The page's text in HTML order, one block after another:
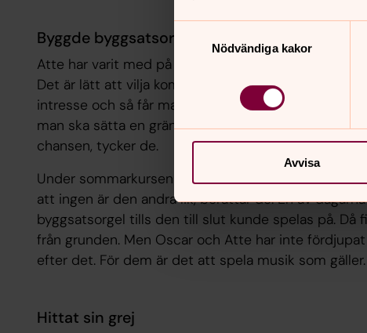
Nödvändiga kakor
Avvisa
Byggde byggsatsorgel
Atte har varit med på sommarens orgelakademi tre
Det är lätt att vilja komma tillbaka eftersom det är
intresse och så får man göra det som man gillar
man ska sätta en gräns för deltagandet på tre
chansen, tycker de.
Under sommarkursen gjorde de några utflykter till
att ingen är den andra lik, berättar de. En av
byggsatsorgel tills den till slut kunde spelas på. Då
från grunden. Men Oscar och Atte har inte
efter det. För dem är det att spela musik som gäller.
Hittat sin grej